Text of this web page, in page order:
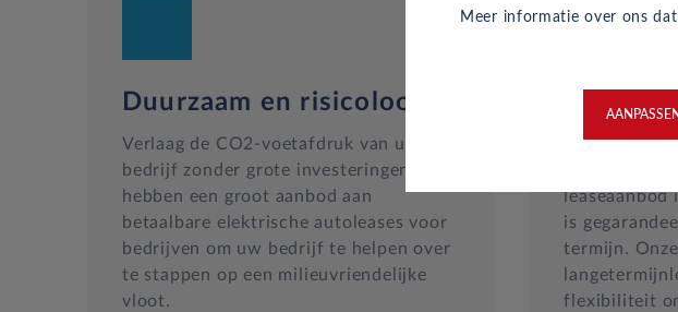
Duurzaam en risicoloos
Verlaag de CO2-voetafdruk van uw
bedrijf zonder grote investeringen. Wij
hebben een groot aanbod aan
betaalbare elektrische autoleases voor
bedrijven om uw bedrijf te helpen over
te stappen op een milieuvriendelijke
vloot.
Vast
Geen
leaseaanbod
is
termijn.
flexibiliteit
Meer informatie over ons
AANPASSEN